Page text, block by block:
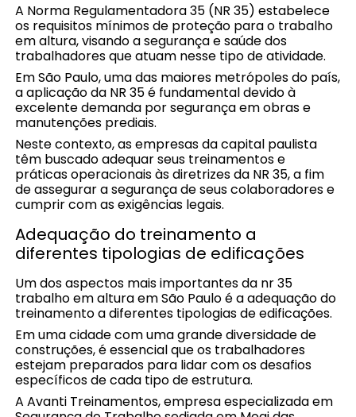
A Norma Regulamentadora 35 (NR 35) estabelece
os requisitos mínimos de proteção para o trabalho
em altura, visando a segurança e saúde dos
trabalhadores que atuam nesse tipo de atividade.
Em São Paulo, uma das maiores metrópoles do país,
a aplicação da NR 35 é fundamental devido à
excelente demanda por segurança em obras e
manutenções prediais.
Neste contexto, as empresas da capital paulista
têm buscado adequar seus treinamentos e
práticas operacionais às diretrizes da NR 35, a fim
de assegurar a segurança de seus colaboradores e
cumprir com as exigências legais.
Adequação do treinamento a
diferentes tipologias de edificações
Um dos aspectos mais importantes da nr 35
trabalho em altura em São Paulo é a adequação do
treinamento a diferentes tipologias de edificações.
Em uma cidade com uma grande diversidade de
construções, é essencial que os trabalhadores
estejam preparados para lidar com os desafios
específicos de cada tipo de estrutura.
A Avanti Treinamentos, empresa especializada em